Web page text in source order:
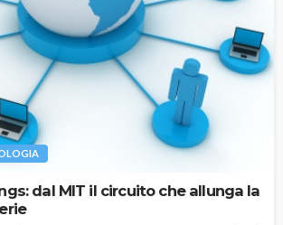
dal MIT il circuito che allunga la